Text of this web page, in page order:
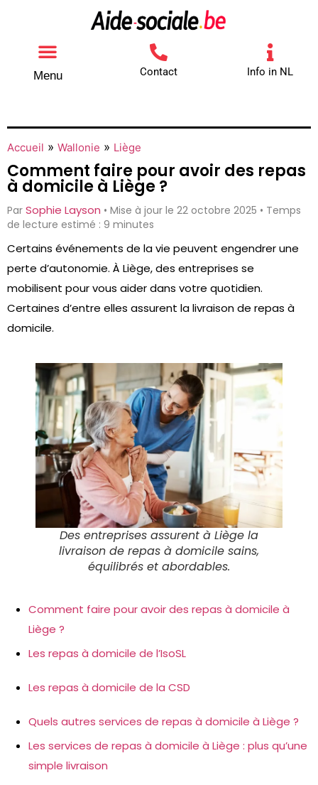
Menu Contact Info in NL
Accueil » Wallonie » Liège
Comment faire pour avoir des repas
à domicile à Liège ?
Par Sophie Layson • Mise à jour le 22 octobre 2025 • Temps
de lecture estimé : 9 minutes
Certains événements de la vie peuvent engendrer une
perte d’autonomie. À Liège, des entreprises se
mobilisent pour vous aider dans votre quotidien.
Certaines d’entre elles assurent la livraison de repas à
domicile.
Des entreprises assurent à Liège la
livraison de repas à domicile sains,
équilibrés et abordables.
Comment faire pour avoir des repas à domicile à
Liège ?
Les repas à domicile de l’IsoSL
Les repas à domicile de la CSD
Quels autres services de repas à domicile à Liège ?
Les services de repas à domicile à Liège : plus qu’une
simple livraison